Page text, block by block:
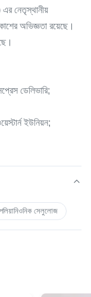
এর নেতৃস্থানীয়
অভিজ্ঞতা রয়েছে।
ডেলিভারি;
ইউনিয়ন;
সেলুলোজ